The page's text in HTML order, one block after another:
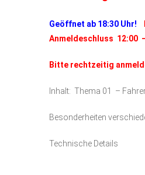
Geöffnet ab 18:30 Uhr!
Anmeldeschluss 12:00
Bitte rechtzeitig
Inhalt: Thema 01 –
Besonderheiten
Technische Details